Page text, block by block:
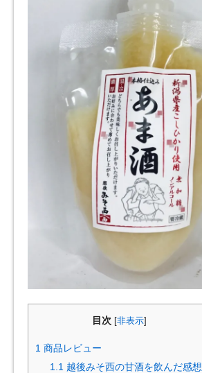
目次 非表示]
1 商品レビュー
1.1 越後みそ西の甘酒を飲んだ感想